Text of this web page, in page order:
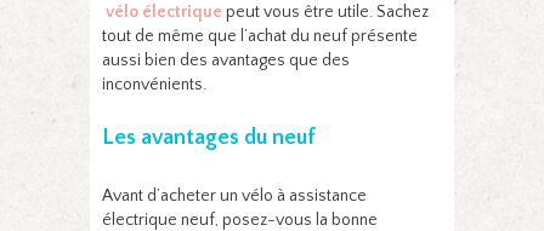
vélo électrique peut vous être utile. Sachez
tout de même que l’achat du neuf présente
aussi bien des avantages que des
inconvénients.
Les avantages du neuf
Avant d’acheter un vélo à assistance
électrique neuf, posez-vous la bonne